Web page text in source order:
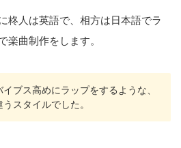
柊人は英語で、相方は日本語でラ
楽曲制作をします。
ブス高めにラップをするような、
スタイルでした。